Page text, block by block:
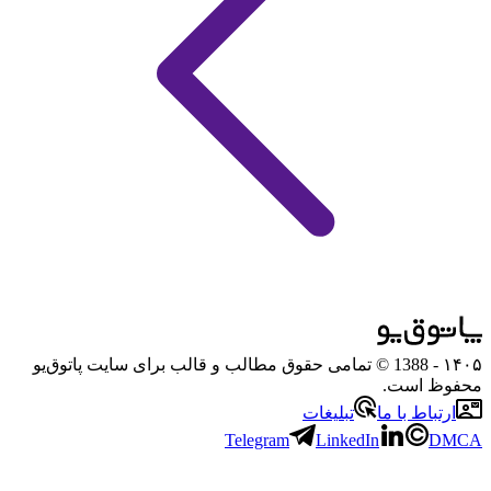
۱۴۰۵
- 1388 © تمامی حقوق مطالب و قالب برای سایت پاتوق‌یو
محفوظ است.
ارتباط با ما
تبلیغات
Telegram
LinkedIn DMCA